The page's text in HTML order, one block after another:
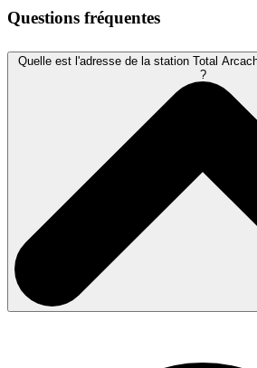
Questions fréquentes
Quelle est l'adresse de la station Total
?